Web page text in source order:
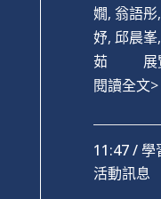
嫺, 翁語
妤, 邱晨
茹 展覽
閱讀全文>
11:47 /學
活動訊息